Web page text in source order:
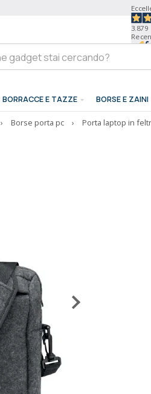
3.879
BORRACCE E TAZZE BORSE E ZAINI
› Borse porta pc › Porta laptop in